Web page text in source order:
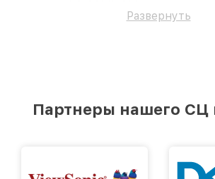
Развернуть
Партнеры нашего СЦ